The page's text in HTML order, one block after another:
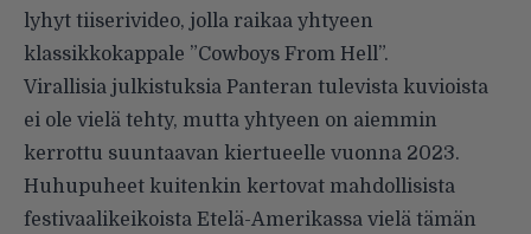
lyhyt tiiserivideo, jolla raikaa yhtyeen
klassikkokappale ”Cowboys From Hell”.
Virallisia julkistuksia Panteran tulevista kuvioista
ei ole vielä tehty, mutta yhtyeen on aiemmin
kerrottu suuntaavan kiertueelle vuonna 2023.
Huhupuheet kuitenkin kertovat mahdollisista
festivaalikeikoista Etelä-Amerikassa vielä tämän